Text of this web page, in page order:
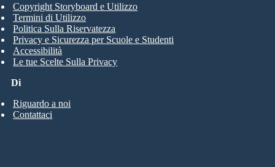
Di
Riguardo a noi
Contattaci
Copyright Storyboard e Utilizzo
Termini di Utilizzo
Politica Sulla Riservatezza
Privacy e Sicurezza per Scuole e Studenti
Accessibilità
Le tue Scelte Sulla Privacy